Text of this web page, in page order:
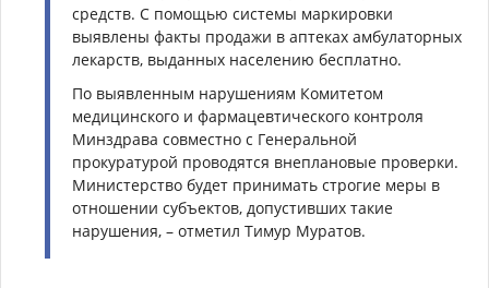
средств. С помощью системы маркировки
выявлены факты продажи в аптеках амбулаторных
лекарств, выданных населению бесплатно.
По выявленным нарушениям Комитетом
медицинского и фармацевтического контроля
Минздрава совместно с Генеральной
прокуратурой проводятся внеплановые проверки.
Министерство будет принимать строгие меры в
отношении субъектов, допустивших такие
нарушения, – отметил Тимур Муратов.